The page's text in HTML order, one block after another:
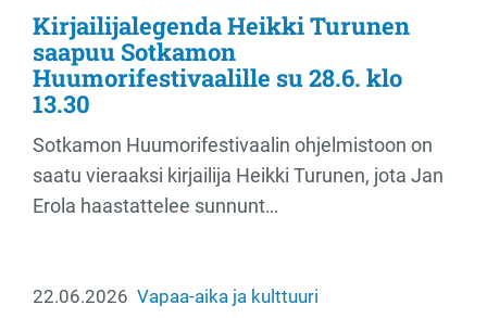
Kirjailijalegenda Heikki Turunen
saapuu Sotkamon
Huumorifestivaalille su 28.6. klo
13.30
Sotkamon Huumorifestivaalin ohjelmistoon on
saatu vieraaksi kirjailija Heikki Turunen, jota Jan
Erola haastattelee sunnunt…
22.06.2026 Vapaa-aika ja kulttuuri